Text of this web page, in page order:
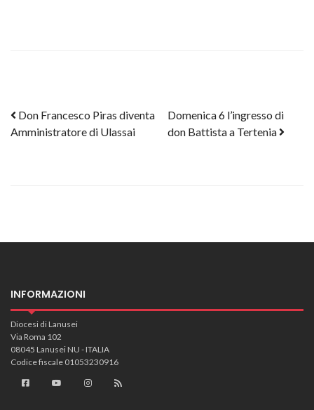
Post navigation
Don Francesco Piras diventa
Amministratore di Ulassai
Domenica 6 l’ingresso di
don Battista a Tertenia
INFORMAZIONI
Diocesi di Lanusei
Via Roma 102
08045 Lanusei NU - ITALIA
Codice fiscale 01053230916